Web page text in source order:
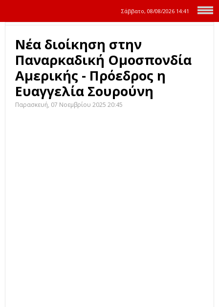
Σάββατο, 08/08/2026 14:41
Νέα διοίκηση στην
Παναρκαδική Ομοσπονδία
Αμερικής - Πρόεδρος η
Ευαγγελία Σουρούνη
Παρασκευή, 07 Νοεμβρίου 2025 20:45